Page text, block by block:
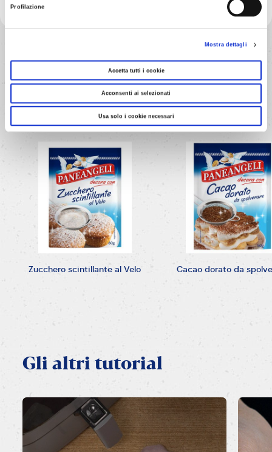
Profilazione
Mostra dettagli
Accetta tutti i cookie
Acconsenti ai selezionati
Usa solo i cookie necessari
Zucchero scintillante al Velo Cacao dorato da
Gli altri tutorial